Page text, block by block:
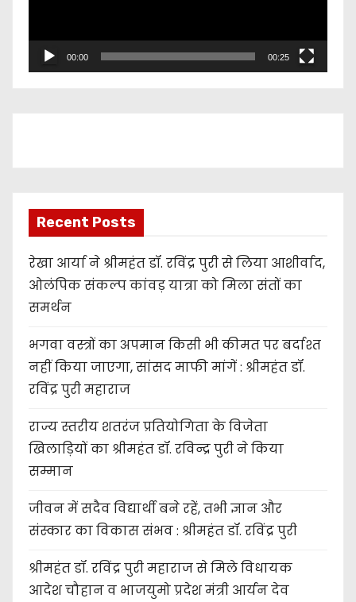
a
00:00 00:25
Recent Posts
रेखा आर्या ने श्रीमहंत डॉ. रविंद्र पुरी से लिया आशीर्वाद,
ओलंपिक संकल्प कांवड़ यात्रा को मिला संतों का
समर्थन
भगवा वस्त्रों का अपमान किसी भी कीमत पर बर्दाश्त
नहीं किया जाएगा, सांसद माफी मांगें : श्रीमहंत डॉ.
रविंद्र पुरी महाराज
राज्य स्तरीय शतरंज प्रतियोगिता के विजेता
खिलाड़ियों का श्रीमहंत डॉ. रविन्द्र पुरी ने किया
सम्मान
जीवन में सदैव विद्यार्थी बने रहें, तभी ज्ञान और
संस्कार का विकास संभव : श्रीमहंत डॉ. रविंद्र पुरी
श्रीमहंत डॉ. रविंद्र पुरी महाराज से मिले विधायक
आदेश चौहान व भाजयुमो प्रदेश मंत्री आर्यन देव